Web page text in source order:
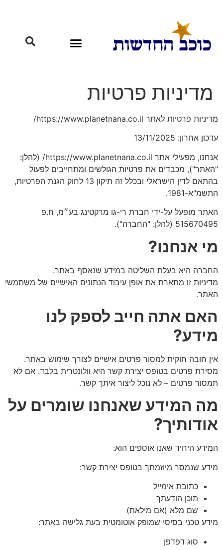
מדיניות פרטיות
מדיניות פרטיות לאתר https://www.planetnana.co.il/
עדכון אחרון: 13/11/2025
אנחנו, מפעילי אתר https://www.planetnana.co.il/
(להלן:
"האתר"), מכבדים את פרטיות הגולשים ומתחייבים לפעול
בהתאם לדין הישראלי ובכלל זה תיקון 13 לחוק הגנת הפרטיות,
התשמ"א-1981.
האתר מופעל על-ידי חברת רי-גו מרקטינג בע״מ, ח.פ
515670495 (להלן: "החברה").
מי אנחנו?
החברה היא בעלת השליטה במידע שנאסף באתר.
מדיניות זו מתארת את אופן עיבוד הנתונים האישיים של משתמשי
האתר.
האם אתה חייב לספק לנו
מידע?
אין חובה חוקית למסור פרטים אישיים לצורך שימוש באתר.
מסירת פרטים בטופס יצירת קשר היא וולונטרית בלבד. אם לא
תמסור פרטים – לא נוכל ליצור איתך קשר.
מה המידע שאנחנו שומרים על
אודותיך?
המידע היחיד שאנו אוספים הוא:
מידע שנמסר מיוזמתך בטופס יצירת קשר:
כתובת אימייל
תוכן הודעתך
שם מלא (אם מילאת)
מידע טכני בסיסי שמופק אוטומטית בעת גלישה באתר:
סוג דפדפן